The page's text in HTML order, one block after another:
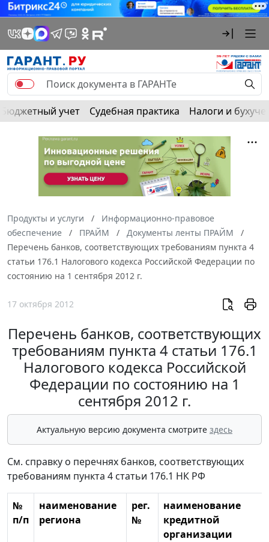
Бюджетный учет Судебная практика Налоги и
Продукты и услуги
Информационно-правовое
обеспечение
ПРАЙМ
Документы ленты ПРАЙМ
Перечень банков, соответствующих требованиям пункта 4
статьи 176.1 Налогового кодекса Российской Федерации по
состоянию на 1 сентября 2012 г.
17 октября 2012
Перечень банков, соответствующих
требованиям пункта 4 статьи 176.1
Налогового кодекса Российской
Федерации по состоянию на 1
сентября 2012 г.
Актуальную версию документа смотрите здесь
См. справку о перечнях банков, соответствующих
требованиям пункта 4 статьи 176.1 НК РФ
№
п/п
наименование
региона
рег.
№
наименование
кредитной
организации